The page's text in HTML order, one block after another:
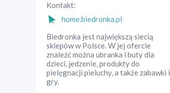
Kontakt:
home.biedronka.pl
Biedronka jest największą siecią
sklepów w Polsce. W jej ofercie
znaleźć można ubranka i buty dla
dzieci, jedzenie, produkty do
pielęgnacji pieluchy, a także zabawki i
gry.